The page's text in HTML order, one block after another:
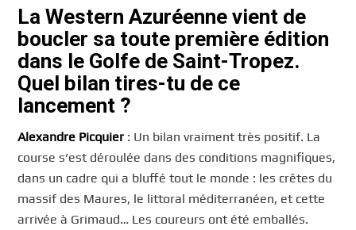
La Western Azuréenne vient de
boucler sa toute première édition
dans le Golfe de Saint-Tropez.
Quel bilan tires-tu de ce
lancement ?
Alexandre Picquier : Un bilan vraiment très positif. La
course s’est déroulée dans des conditions magnifiques,
dans un cadre qui a bluffé tout le monde : les crêtes du
massif des Maures, le littoral méditerranéen, et cette
arrivée à Grimaud… Les coureurs ont été emballés.